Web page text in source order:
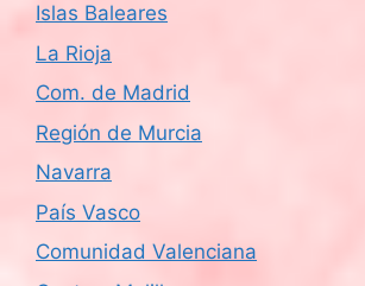
Islas Baleares
La Rioja
Com. de Madrid
Región de Murcia
Navarra
País Vasco
Comunidad Valenciana